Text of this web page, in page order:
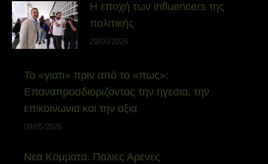
Η εποχή των influencers της
πολιτικής
29/05/2026
Το «γιατι» πριν από το «πως»:
Επαναπροσδιοριζοντας την ηγεσια, την
επικοινωνια και την αξια
09/05/2026
Νεα Κομματα. Παλιες Αρενες